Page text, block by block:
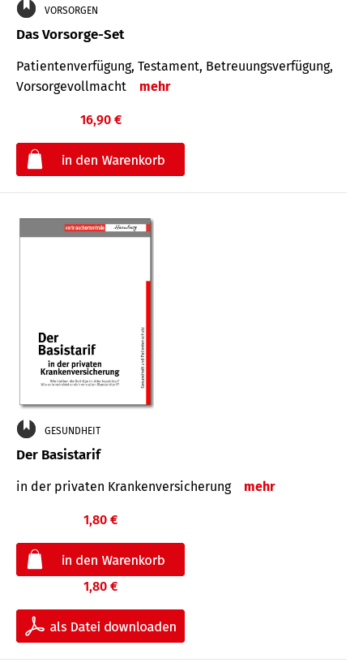
VORSORGEN
Das Vorsorge-Set
Patienten­ver­fügung, Testa­ment, Be­treuungs­verfü­gung,
Vor­sorge­voll­macht
mehr
16,90 €
GESUNDHEIT
Der Basistarif
in der privaten Kran­ken­ver­siche­rung mehr
1,80 €
1,80 €